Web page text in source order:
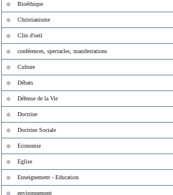
Bioéthique
Christianisme
Clin d'oeil
conférences, spectacles, manifestations
Culture
Débats
Défense de la Vie
Doctrine
Doctrine Sociale
Economie
Eglise
Enseignement - Education
environnement